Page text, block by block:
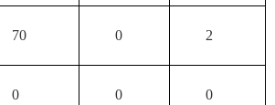
70 0 2
0 0 0